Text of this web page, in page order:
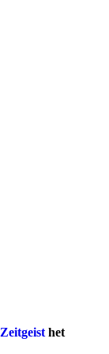
Zeitgeist het